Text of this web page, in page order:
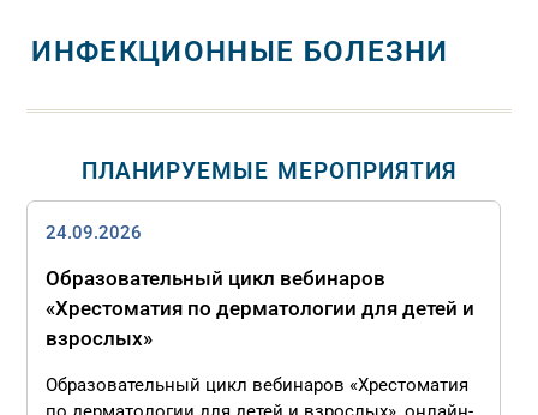
ИНФЕКЦИОННЫЕ БОЛЕЗНИ
ПЛАНИРУЕМЫЕ МЕРОПРИЯТИЯ
24.09.2026
Образовательный цикл вебинаров
«Хрестоматия по дерматологии для детей и
взрослых»
Образовательный цикл вебинаров «Хрестоматия